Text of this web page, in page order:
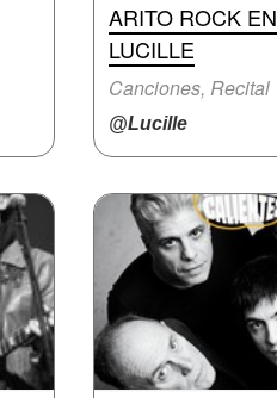
ARITO ROCK EN
LUCILLE
Canciones, Recital
@Lucille